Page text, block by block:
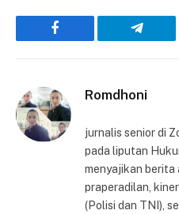
Facebook
Romdhoni
jurnalis senior di
pada liputan
menyajikan berita
praperadilan,
(Polisi dan TNI),